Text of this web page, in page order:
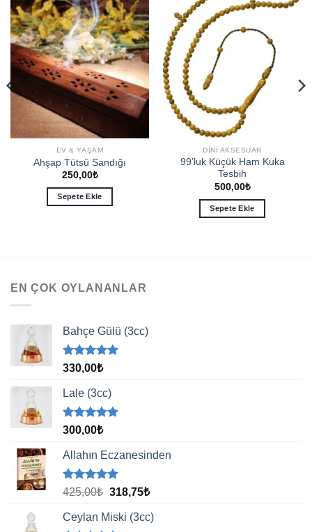
Add to
wishlist
EV & YAŞAM
Ahşap Tütsü Sandığı
250,00₺
Sepete Ekle
Add to
DINI AKSESUAR
99’luk Küçük Ham Kuka
Tesbih
500,00₺
Sepete Ekle
EN ÇOK OYLANANLAR
Bahçe Gülü (3cc)
5 üzerinden
oy
aldı
330,00₺
Lale (3cc)
5 üzerinden
oy
aldı
300,00₺
Allahın Eczanesinden
5 üzerinden
oy
aldı
425,00₺ Orijinal
425,00₺.
318,75₺Şu
fiyat:
Ceylan Miski (3cc)